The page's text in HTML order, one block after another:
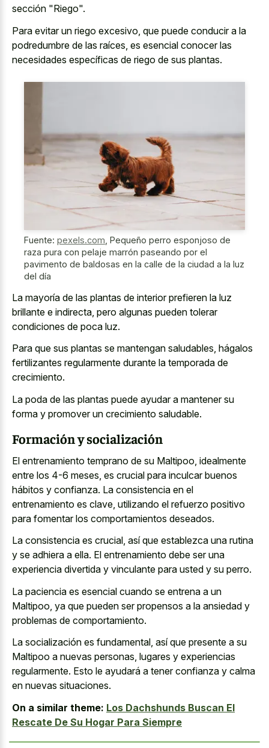
sección "Riego".
Para evitar un riego excesivo, que puede conducir a la
podredumbre de las raíces, es esencial conocer las
necesidades específicas de riego de sus plantas.
Fuente: pexels.com Pequeño perro esponjoso de
raza pura con pelaje marrón paseando por el
pavimento de baldosas en la calle de la ciudad a la luz
del día
La mayoría de las plantas de interior prefieren la luz
brillante e indirecta, pero algunas pueden tolerar
condiciones de poca luz.
Para que sus plantas se mantengan saludables, hágalos
fertilizantes regularmente durante la temporada de
crecimiento.
La poda de las plantas puede ayudar a mantener su
forma y promover un crecimiento saludable.
Formación y socialización
El entrenamiento temprano de su Maltipoo, idealmente
entre los 4-6 meses, es crucial para inculcar buenos
hábitos y confianza. La consistencia en el
entrenamiento es clave, utilizando el refuerzo positivo
para fomentar los comportamientos deseados.
La consistencia es crucial, así que establezca una rutina
y se adhiera a ella. El entrenamiento debe ser una
experiencia divertida y vinculante para usted y su perro.
La paciencia es esencial cuando se entrena a un
Maltipoo, ya que pueden ser propensos a la ansiedad y
problemas de comportamiento.
La socialización es fundamental, así que presente a su
Maltipoo a nuevas personas, lugares y experiencias
regularmente. Esto le ayudará a tener confianza y calma
en nuevas situaciones.
On a similar theme: Los Dachshunds Buscan El
Rescate De Su Hogar Para Siempre